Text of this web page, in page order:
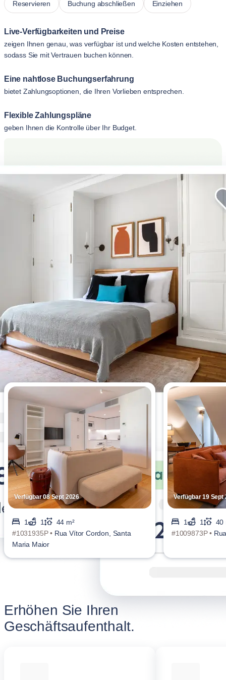
Reservieren Buchung abschließen Einziehen
Live-Verfügbarkeiten und Preise
zeigen Ihnen genau, was verfügbar ist und welche Kosten entstehen,
sodass Sie mit Vertrauen buchen können.
Eine nahtlose Buchungserfahrung
bietet Zahlungsoptionen, die Ihren Vorlieben entsprechen.
Flexible Zahlungspläne
geben Ihnen die Kontrolle über Ihr Budget.
Die meistgesehenen 1-
Schlafzimmer-Wohnungen dieser
Woche.
Verfügbar 08 Sept 2026
1 1
44 m²
#1031935P • Rua Vítor Cordon, Santa
Maria Maior
Verfügbar 19 Sept
1 1
40
#1009873P •
Erhöhen Sie Ihren
Geschäftsaufenthalt.